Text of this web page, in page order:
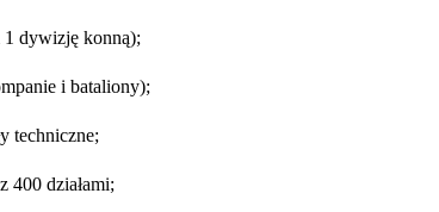
dywizję konną);
i bataliony);
techniczne;
400 działami;